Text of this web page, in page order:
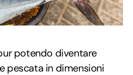
potendo diventare
pescata in dimensioni